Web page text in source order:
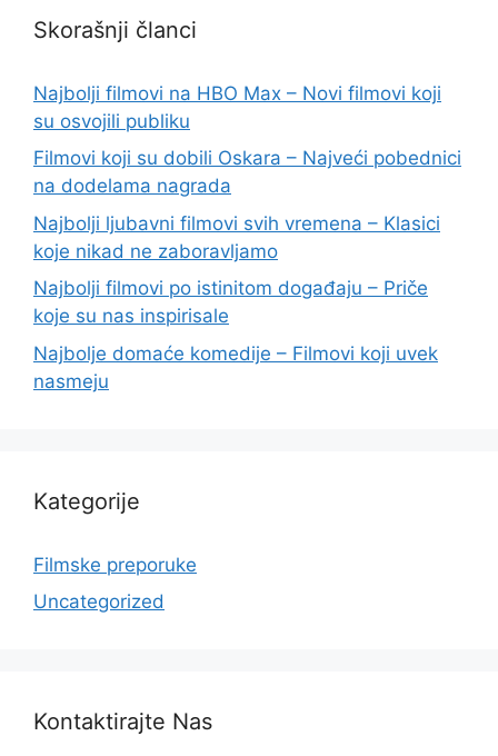
Skorašnji članci
Najbolji filmovi na HBO Max – Novi filmovi koji
su osvojili publiku
Filmovi koji su dobili Oskara – Najveći pobednici
na dodelama nagrada
Najbolji ljubavni filmovi svih vremena – Klasici
koje nikad ne zaboravljamo
Najbolji filmovi po istinitom događaju – Priče
koje su nas inspirisale
Najbolje domaće komedije – Filmovi koji uvek
nasmeju
Kategorije
Filmske preporuke
Uncategorized
Kontaktirajte Nas